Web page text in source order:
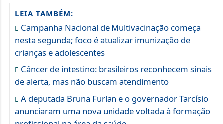
LEIA TAMBÉM:
Campanha Nacional de Multivacinação começa
nesta segunda; foco é atualizar imunização de
crianças e adolescentes
Câncer de intestino: brasileiros reconhecem sinais
de alerta, mas não buscam atendimento
A deputada Bruna Furlan e o governador Tarcísio
anunciaram uma nova unidade voltada à formação